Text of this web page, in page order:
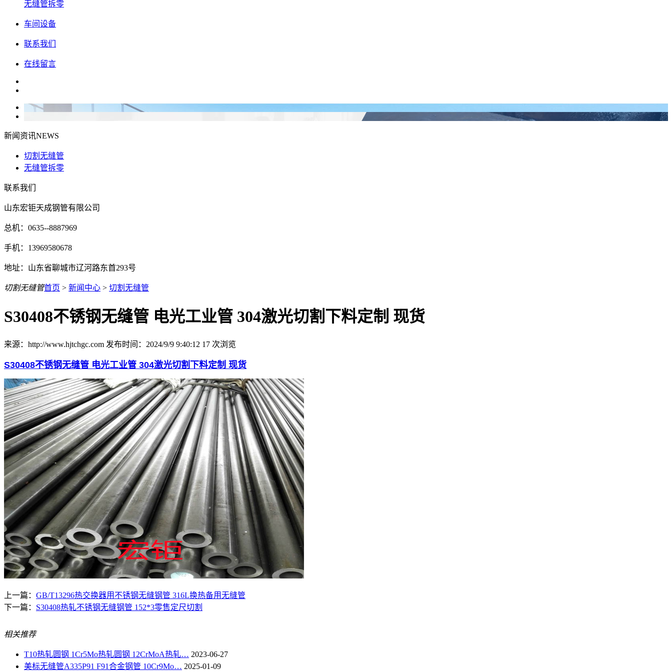
无缝管拆零
车间设备
联系我们
在线留言
新闻资讯NEWS
切割无缝管
无缝管拆零
联系我们
山东宏钜天成钢管有限公司
总机：0635--8887969
手机：13969580678
地址：山东省聊城市辽河路东首293号
切割无缝管首页 > 新闻中心 > 切割无缝管
S30408不锈钢无缝管 电光工业管 304激光切割下料定制 现货
来源：http://www.hjtchgc.com 发布时间：2024/9/9 9:40:12 17 次浏览
S30408不锈钢无缝管 电光工业管 304激光切割下料定制 现货
上一篇： GB/T13296热交换器用不锈钢无缝钢管 316L换热备用无缝管
下一篇： S30408热轧不锈钢无缝钢管 152*3零售定尺切割
相关推荐
T10热轧圆钢 1Cr5Mo热轧圆钢 12CrMoA热轧… 2023-06-27
美标无缝管A335P91 F91合金钢管 10Cr9Mo… 2025-01-09